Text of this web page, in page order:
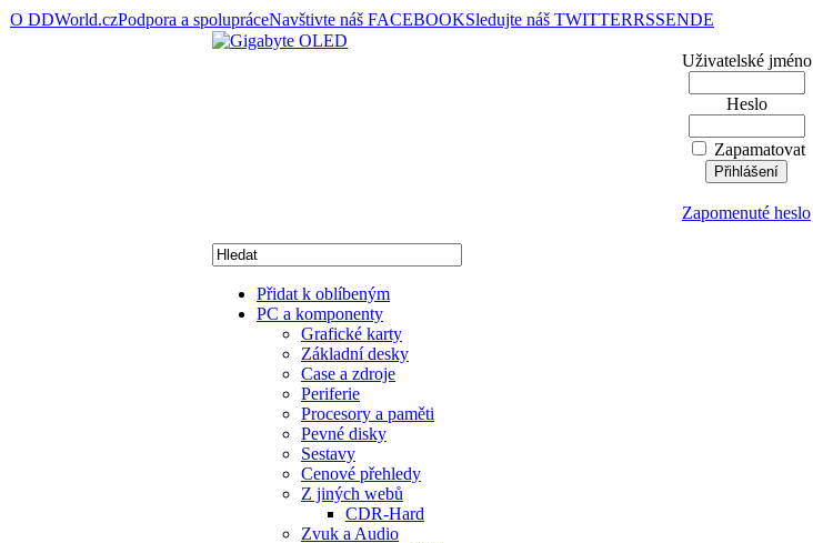
O DDWorld.czPodpora a spolupráceNavštivte náš FACEBOOKSledujte náš TWITTERRSSENDE
Uživatelské jméno
Heslo
Zapamatovat
Zapomenuté heslo
Přidat k oblíbeným
PC a komponenty
Grafické karty
Základní desky
Case a zdroje
Periferie
Procesory a paměti
Pevné disky
Sestavy
Cenové přehledy
Z jiných webů
CDR-Hard
Zvuk a Audio